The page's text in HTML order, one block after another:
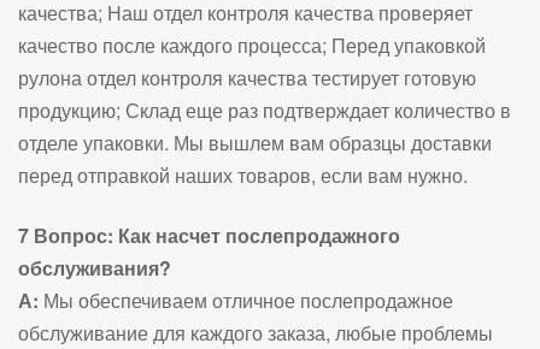
качества; Наш отдел контроля качества проверяет
качество после каждого процесса; Перед упаковкой
рулона отдел контроля качества тестирует готовую
продукцию; Склад еще раз подтверждает количество в
отделе упаковки. Мы вышлем вам образцы доставки
перед отправкой наших товаров, если вам нужно.
7 Вопрос: Как насчет послепродажного
обслуживания?
А: Мы обеспечиваем отличное послепродажное
обслуживание для каждого заказа, любые проблемы